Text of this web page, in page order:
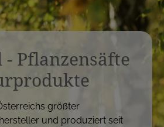
- Pflanzensäfte
größter
und produziert seit